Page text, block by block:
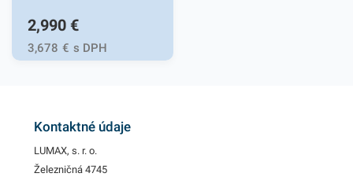
2,990 €
3,678 € s DPH
Kontaktné údaje
LUMAX, s. r. o.
Železničná 4745